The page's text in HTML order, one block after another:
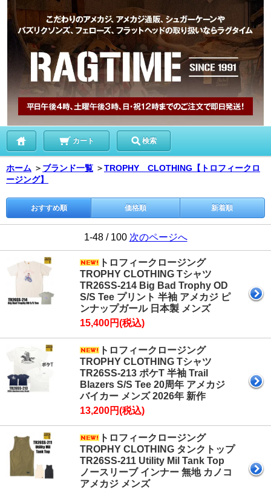
カート 検索
ホーム ＞ ブランド一覧 ＞TROPHY CLOTHING【トロフィークロ
ージング】
おすすめ順 価格順 新着順
1-48 / 100 次のページへ
トロフィークロージング
TROPHY CLOTHING Tシャツ
TR26SS-214 Big Bad Trophy OD
S/S Tee プリント 半袖 アメカジ ピ
ンナップガール 日本製 メンズ
15,400円(税込)
トロフィークロージング
TROPHY CLOTHING Tシャツ
TR26SS-213 ポケT 半袖 Trail
Blazers S/S Tee 20周年 アメカジ
バイカー メンズ 2026年 新作
13,200円(税込)
トロフィークロージング
TROPHY CLOTHING タンクトップ
TR26SS-211 Utility Mil Tank Top
ノースリーブ インナー 無地 カノコ
アメカジ メンズ